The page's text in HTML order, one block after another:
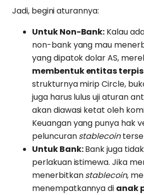
Jadi, begini aturannya:
Untuk Non-Bank: Kalau
non-bank yang mau
yang dipatok dolar AS,
membentuk entitas
strukturnya mirip Circle,
juga harus lulus uji aturan
akan diawasi ketat oleh
Keuangan yang punya hak
peluncuranstablecoin
Untuk Bank:Bank juga
perlakuan istimewa. Jika
menerbitkanstablecoin,
menempatkannya di anak